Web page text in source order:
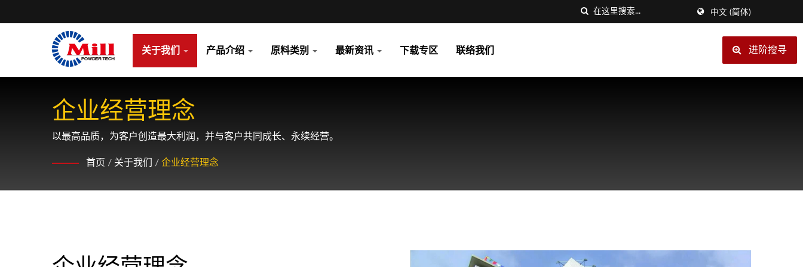
中文 (简体)
关于我们 产品介绍 原料类别 最新资讯 下载专区 联络我们 进阶搜寻
企业经营理念
以最高品质，为客户创造最大利润，并与客户共同成长、永续经营。
首页 / 关于我们 / 企业经营理念